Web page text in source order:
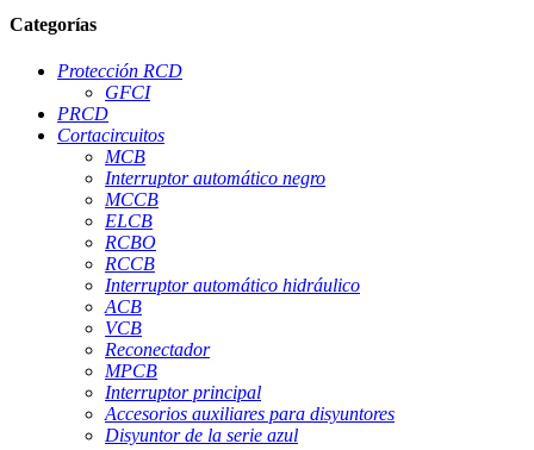
Categorías
Protección RCD
GFCI
PRCD
Cortacircuitos
MCB
Interruptor automático negro
MCCB
ELCB
RCBO
RCCB
Interruptor automático hidráulico
ACB
VCB
Reconectador
MPCB
Interruptor principal
Accesorios auxiliares para disyuntores
Disyuntor de la serie azul